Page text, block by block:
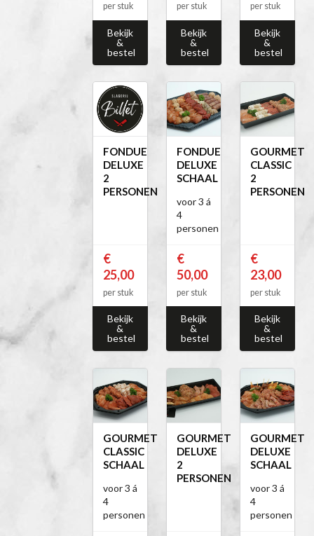
per stuk
Bekijk
&
bestel
per stuk
Bekijk
&
bestel
per stuk
Bekijk
&
bestel
FONDUE
DELUXE
2
PERSONEN
€
25,00
per stuk
Bekijk
&
bestel
FONDUE
DELUXE
SCHAAL
voor 3 á
4
personen
€
50,00
per stuk
Bekijk
&
bestel
GOURMET
CLASSIC
2
PERSONEN
€
23,00
per stuk
Bekijk
&
bestel
GOURMET
CLASSIC
SCHAAL
voor 3 á
4
personen
GOURMET
DELUXE
2
PERSONEN
GOURMET
DELUXE
SCHAAL
voor 3 á
4
personen